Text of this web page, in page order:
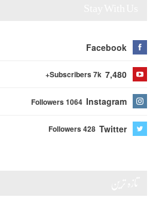
Facebook
7,480
Subscribers 7k+
Instagram
Followers 1064
Twitter
Followers 428